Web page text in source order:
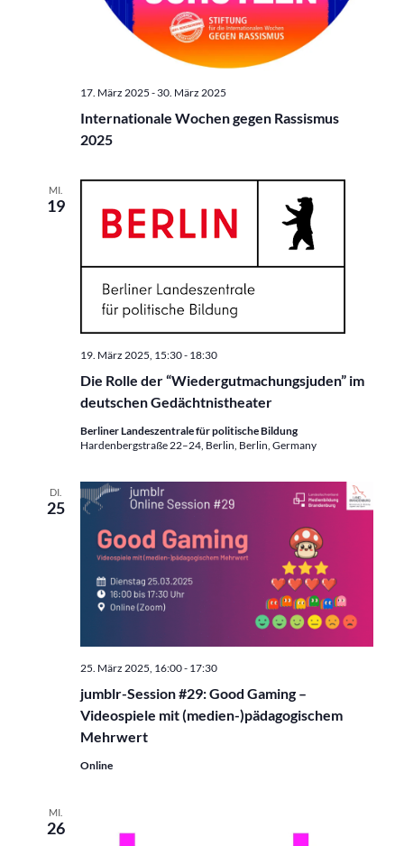
Internationale Wochen gegen Rassismus
2025
17. März 2025 - 30. März 2025
MI.
19
Die Rolle der “Wiedergutmachungsjuden” im
deutschen Gedächtnistheater
19. März 2025, 15:30- 18:30
Berliner Landeszentrale für politische Bildung
Hardenbergstraße 22–24, Berlin, Berlin, Germany
DI.
25
jumblr-Session #29: Good Gaming –
Videospiele mit (medien-)pädagogischem
Mehrwert
25. März 2025, 16:00- 17:30
Online
MI.
26